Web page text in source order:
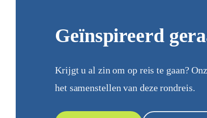
Geïnspireerd
Krijgt u al zin om op reis te gaan?
het samenstellen van deze rondreis.